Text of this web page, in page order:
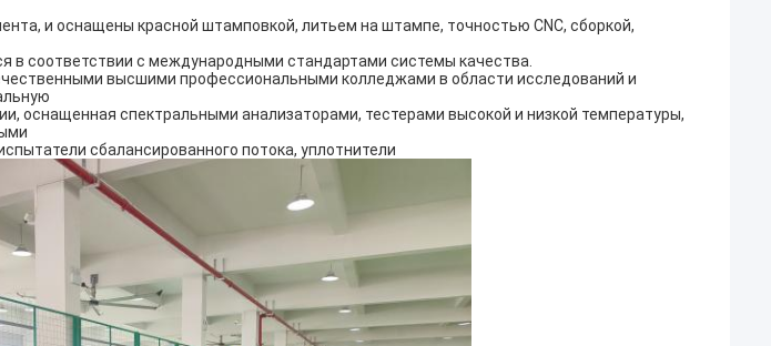
и оснащены красной штамповкой, литьем на штампе, точностью CNC, сборкой,
в соответствии с международными стандартами системы качества.
высшими профессиональными колледжами в области исследований и
оснащенная спектральными анализаторами, тестерами высокой и низкой температуры,
сбалансированного потока, уплотнители